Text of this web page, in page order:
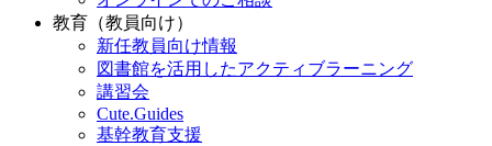
教育（教員向け）
新任教員向け情報
図書館を活用したアクティブラーニング
講習会
Cute.Guides
基幹教育支援